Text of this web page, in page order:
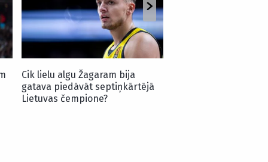
Cik lielu algu Žagaram bija
gatava piedāvāt septiņkārtējā
Lietuvas čempione?